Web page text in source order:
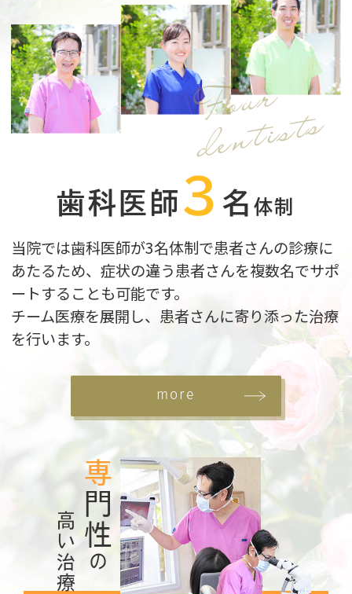
Four
dentists
歯科医師 3 名体制
当院では歯科医師が3名体制で患者さんの診療に
あたるため、症状の違う患者さんを複数名でサポ
ートすることも可能です。
チーム医療を展開し、患者さんに寄り添った治療
を行います。
more
専
門性
の
高い治療